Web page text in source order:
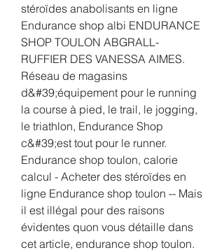
stéroïdes anabolisants en ligne
Endurance shop albi ENDURANCE
SHOP TOULON ABGRALL-
RUFFIER DES VANESSA AIMES.
Réseau de magasins
d&#39;équipement pour le running
la course à pied, le trail, le jogging,
le triathlon, Endurance Shop
c&#39;est tout pour le runner.
Endurance shop toulon, calorie
calcul - Acheter des stéroïdes en
ligne Endurance shop toulon -- Mais
il est illégal pour des raisons
évidentes quon vous détaille dans
cet article, endurance shop toulon.